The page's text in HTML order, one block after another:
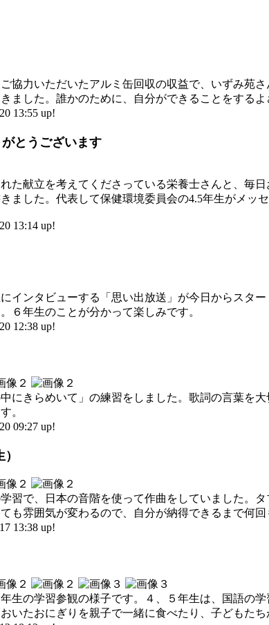
協力いただいたアルミ缶回収の収益で、いずみ苑
ました。誰かのために、自分ができることをするよ
13:55 up!
とうございます
た献立を考えてくださっている栄養士さんと、毎
ました。代表して保健環境委員会の4.5年生がメッ
13:14 up!
インタビューする「思い出放送」が今日からスタ
６年生のことが分かって楽しみです。
12:38 up!
にきらめいて」の練習をしました。歌詞の言葉を
。
09:27 up!
習で、日本の音階を使って作曲をしていました。
も雰囲気が変わるので、自分が納得できるまで何回
13:38 up!
生の学習参観の様子です。４、５年生は、国語の
いたおにぎりを親子で一緒に食べたり、子どもた